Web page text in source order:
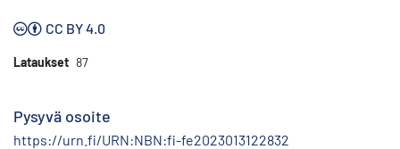
CC BY 4.0
Lataukset 87
Pysyvä osoite
https://urn.fi/URN:NBN:fi-fe2023013122832